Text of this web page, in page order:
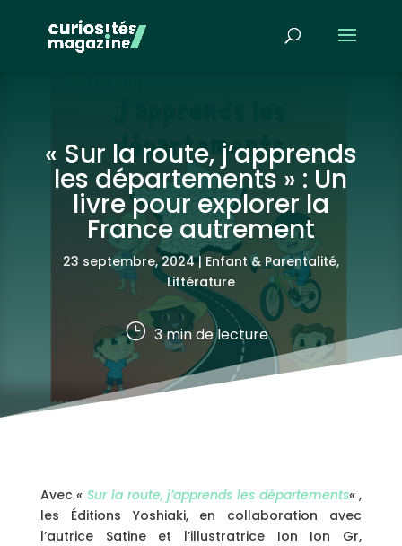
« Sur la route, j’apprends
les départements » : Un
livre pour explorer la
France autrement
23 septembre, 2024| Enfant & Parentalité,
Littérature
} 3min de lecture
Avec«Sur la route, j’apprends les départements«,
les Éditions Yoshiaki, en collaboration avec
l’autrice Satine et l’illustratrice Ion Ion Gr,